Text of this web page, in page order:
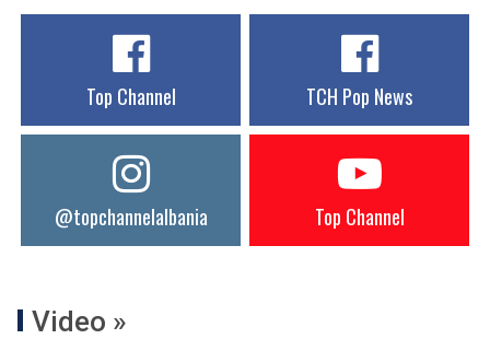
Top Channel TCH Pop News
@topchannelalbania Top Channel
Video »